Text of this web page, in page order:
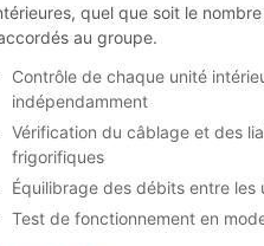
quel que soit le
au groupe.
Contrôle de chaque unité
indépendamment
Vérification du câblage et des
frigorifiques
Équilibrage des débits entre les
Test de fonctionnement en